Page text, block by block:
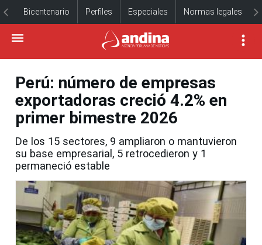
Bicentenario Perfiles Especiales Normas legales
Perú: número de empresas
exportadoras creció 4.2% en
primer bimestre 2026
De los 15 sectores, 9 ampliaron o mantuvieron
su base empresarial, 5 retrocedieron y 1
permaneció estable